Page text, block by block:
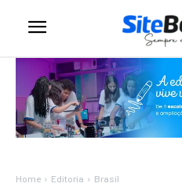
Home Editoria Brasil